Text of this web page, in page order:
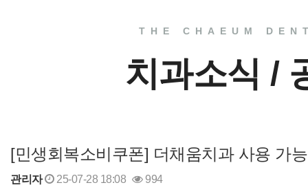
THE CHAEUM
치과소식 /
[민생회복소비쿠폰] 더채움치과 사용 가
관리자 25-07-28 18:08 994